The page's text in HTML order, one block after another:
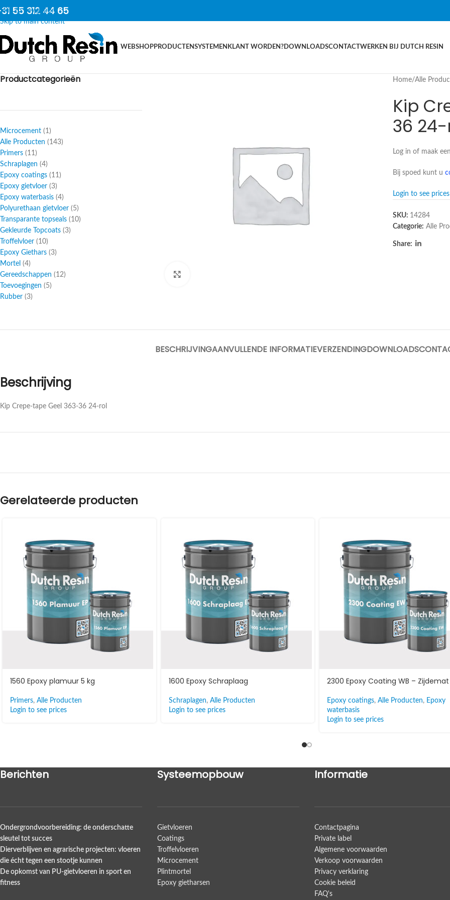
Skip to navigation
Skip to main content
55 312 44 65
WEBSHOPPRODUCTENSYSTEMEN KLANT WORDEN?DOWNLOADSCONTACTWERKEN BIJ DUTCH RESIN
Productcategorieën
Microcement
1
Alle Producten
143
Primers
11
Schraplagen
4
Epoxy coatings
11
Epoxy gietvloer 3
Epoxy waterbasis 4
Polyurethaan gietvloer
5
Transparante topseals
10
Gekleurde Topcoats 3
Troffelvloer
10
Epoxy Giethars 3
Mortel
4
Gereedschappen
12
Toevoegingen
5
Rubber 3
Home/Alle
Kip
36
Log in of maak
Bij spoed kunt u
Login to see prices
SKU: 14284
Categorie: Alle
Share:
BESCHRIJVINGAANVULLENDE INFORMATIEVERZENDINGDOWNLOADS
Beschrijving
Kip Crepe-tape Geel 363-36 24-rol
Gerelateerde producten
1560 Epoxy plamuur 5 kg
Primers, Alle Producten
Login to see prices
1600 Epoxy Schraplaag
Schraplagen, Alle Producten
Login to see prices
2300 Epoxy Coating WB – Zijdemat
Epoxy coatings, Alle Producten, Epoxy
waterbasis
Login to see prices
Berichten
Ondergrondvoorbereiding: de onderschatte
sleutel tot succes
Dierverblijven en agrarische projecten: vloeren
die écht tegen een stootje kunnen
De opkomst van PU-gietvloeren in sport en
fitness
Systeemopbouw
Gietvloeren
Coatings
Troffelvloeren
Microcement
Plintmortel
Epoxy gietharsen
Informatie
Contactpagina
Private label
Algemene voorwaarden
Verkoop voorwaarden
Privacy verklaring
Cookie beleid
FAQ's